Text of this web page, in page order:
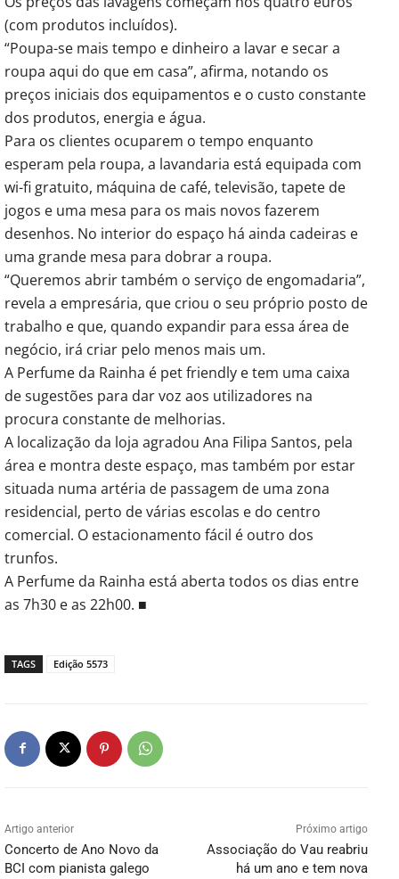
(com produtos incluídos).
“Poupa-se mais tempo e dinheiro a lavar e secar a
roupa aqui do que em casa”, afirma, notando os
preços iniciais dos equipamentos e o custo constante
dos produtos, energia e água.
Para os clientes ocuparem o tempo enquanto
esperam pela roupa, a lavandaria está equipada com
wi-fi gratuito, máquina de café, televisão, tapete de
jogos e uma mesa para os mais novos fazerem
desenhos. No interior do espaço há ainda cadeiras e
uma grande mesa para dobrar a roupa.
“Queremos abrir também o serviço de engomadaria”,
revela a empresária, que criou o seu próprio posto de
trabalho e que, quando expandir para essa área de
negócio, irá criar pelo menos mais um.
A Perfume da Rainha é pet friendly e tem uma caixa
de sugestões para dar voz aos utilizadores na
procura constante de melhorias.
A localização da loja agradou Ana Filipa Santos, pela
área e montra deste espaço, mas também por estar
situada numa artéria de passagem de uma zona
residencial, perto de várias escolas e do centro
comercial. O estacionamento fácil é outro dos
trunfos.
A Perfume da Rainha está aberta todos os dias entre
as 7h30 e as 22h00. ■
TAGS Edição 5573
Artigo anterior
Concerto de Ano Novo da
BCI com pianista galego
Próximo artigo
Associação do Vau reabriu
há um ano e tem nova